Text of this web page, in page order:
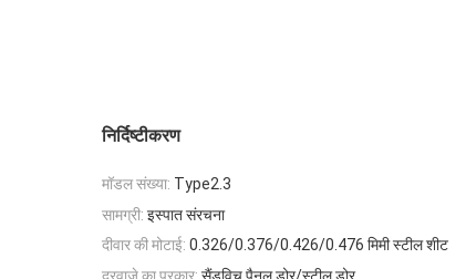
निर्दिष्टीकरण
मॉडल संख्या: Type2.3
सामग्री: इस्पात संरचना
दीवार की मोटाई: 0.326/0.376/0.426/0.476 मिमी स्टील शीट